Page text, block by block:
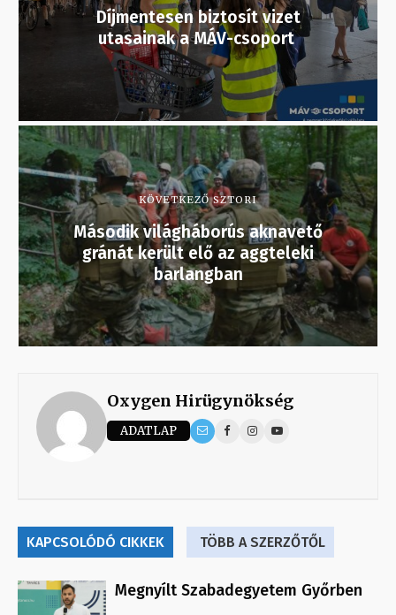
Díjmentesen biztosít vizet
utasainak a MÁV-csoport
KÖVETKEZŐ SZTORI
Második világháborús aknavető
gránát került elő az aggteleki
barlangban
Oxygen Hirügynökség
ADATLAP
KAPCSOLÓDÓ CIKKEK TÖBB A SZERZŐTŐL
Megnyílt Szabadegyetem Győrben